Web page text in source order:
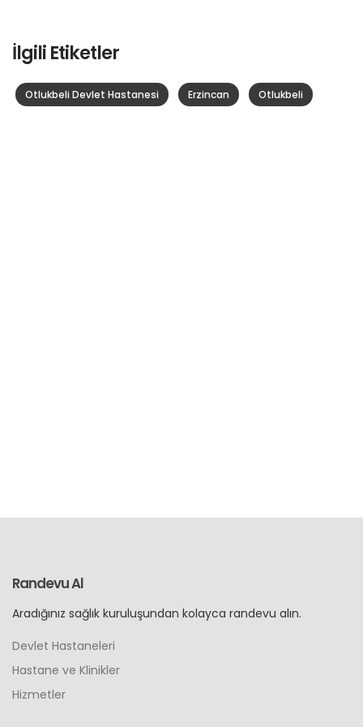
İlgili Etiketler
Otlukbeli Devlet Hastanesi Erzincan Otlukbeli
Randevu Al
Aradığınız sağlık kuruluşundan kolayca randevu alın.
Devlet Hastaneleri
Hastane ve Klinikler
Hizmetler